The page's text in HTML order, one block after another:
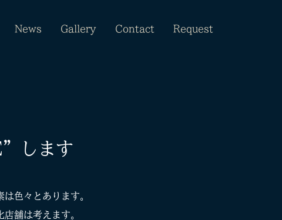
News Gallery Contact Request
します
色々とあります。
舗は考えます。